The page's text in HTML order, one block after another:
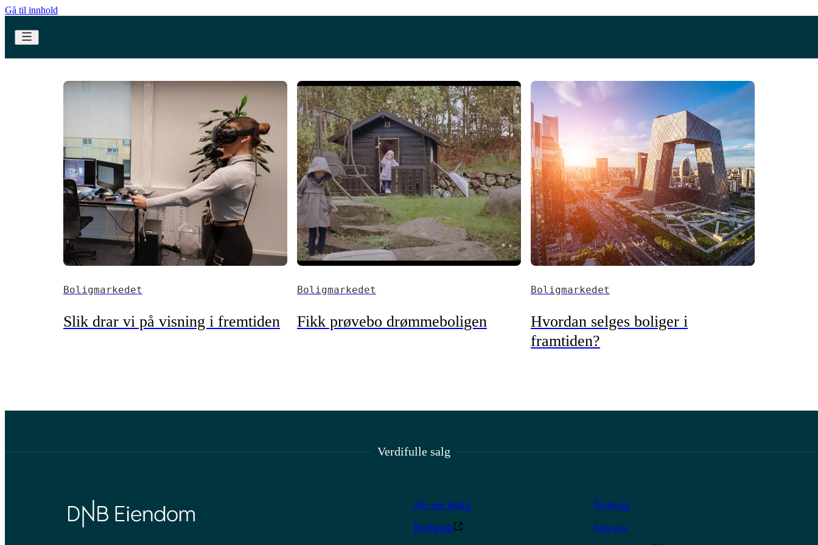
Gå til innhold
Boligmarkedet
Slik drar vi på visning i fremtiden
Boligmarkedet
Fikk prøvebo drømmeboligen
Boligmarkedet
Hvordan selges boliger i
framtiden?
Verdifulle salg
Alt om bolig
Boligsøk
Nybygg
Om oss